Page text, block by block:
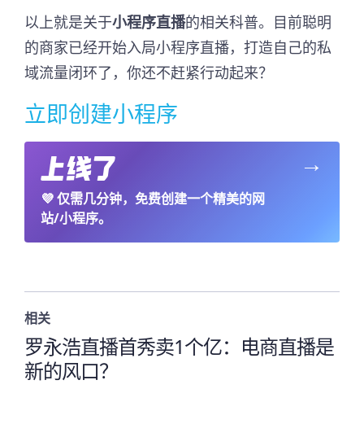
以上就是关于小程序直播的相关科普。目前聪明
的商家已经开始入局小程序直播，打造自己的私
域流量闭环了，你还不赶紧行动起来？
立即创建小程序
💜仅需几分钟，免费创建一个精美的网
站/小程序。
→
相关
罗永浩直播首秀卖1个亿：电商直播是
新的风口？